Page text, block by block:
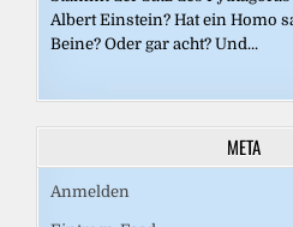
Albert Einstein? Hat ein Homo
Beine? Oder gar acht? Und...
META
Anmelden